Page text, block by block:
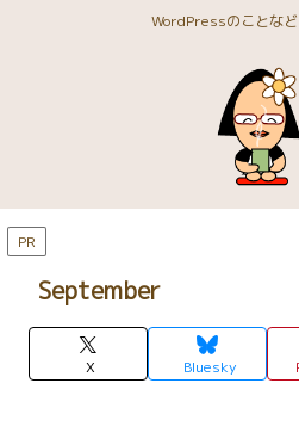
WordPressのことな
PR
September
X Bluesky